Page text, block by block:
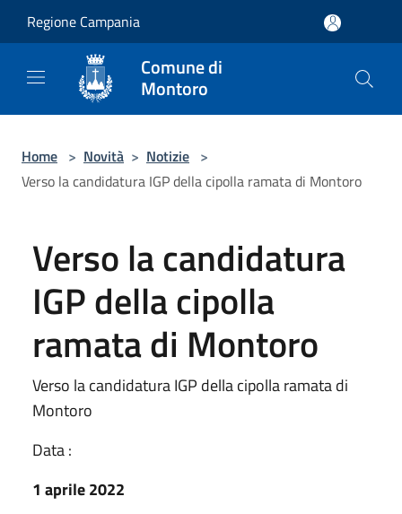
Regione Campania
Comune di
Montoro
Home > Novità > Notizie >
Verso la candidatura IGP della cipolla ramata di Montoro
Verso la candidatura
IGP della cipolla
ramata di Montoro
Verso la candidatura IGP della cipolla ramata di
Montoro
Data :
1 aprile 2022